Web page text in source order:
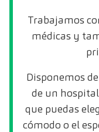
Trabajamos
médicas y
Disponemos
de un
que puedas
cómodo o el